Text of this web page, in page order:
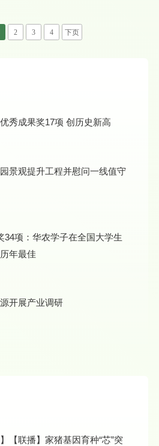
来分析经济和社会政策制定中的复杂问题，帮助同学
挑战。对于学生而言，这是一个了解先进统计方法和
2 3 4 下页
华农获广东省哲社优秀成果奖17项 创历史新高
景观提升工程并慰问一线值守
34项：华农学子在全国大学生
年最佳
开展产业调研
【联播】家猪基因育种“芯”突